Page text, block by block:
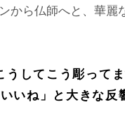
から仏師へと、華麗
してこう彫ってま
いね」と大きな反